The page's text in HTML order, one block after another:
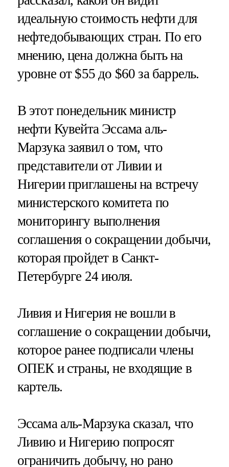
идеальную стоимость нефти для
нефтедобывающих стран. По его
мнению, цена должна быть на
уровне от $55 до $60 за баррель.
В этот понедельник министр
нефти Кувейта Эссама аль-
Марзука заявил о том, что
представители от Ливии и
Нигерии приглашены на встречу
министерского комитета по
мониторингу выполнения
соглашения о сокращении добычи,
которая пройдет в Санкт-
Петербурге 24 июля.
Ливия и Нигерия не вошли в
соглашение о сокращении добычи,
которое ранее подписали члены
ОПЕК и страны, не входящие в
картель.
Эссама аль-Марзука сказал, что
Ливию и Нигерию попросят
ограничить добычу, но рано